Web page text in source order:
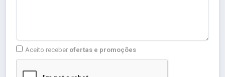
Aceito receber ofertas e promoções